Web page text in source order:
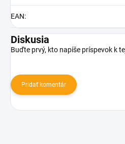
EAN:
Diskusia
Buďte prvý, kto napíše príspevok k
Pridať komentár